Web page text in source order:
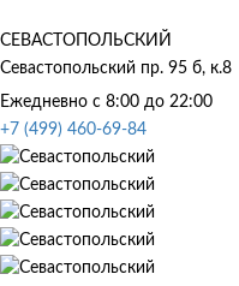
СЕВАСТОПОЛЬСКИЙ
Севастопольский пр. 95 б, к.8
Ежедневно с 8:00 до 22:00
+7 (499) 460-69-84